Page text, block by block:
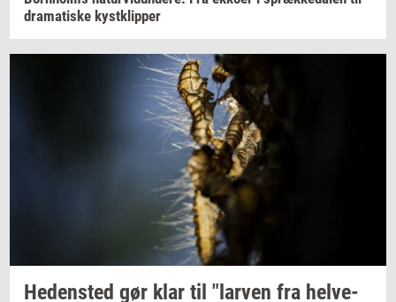
dra­ma­ti­ske kyst­klip­per
He­den­sted gør klar til "lar­ven fra hel­ve­